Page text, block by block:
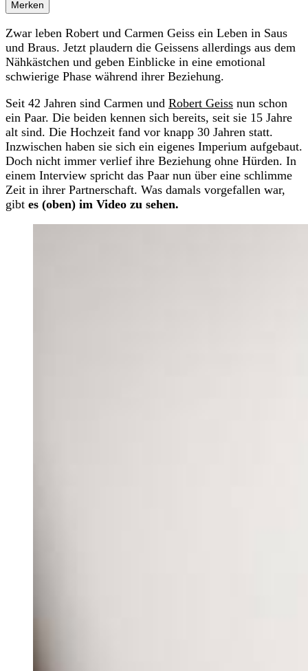
Merken
Zwar leben Robert und Carmen Geiss ein Leben in Saus
und Braus. Jetzt plaudern die Geissens allerdings aus dem
Nähkästchen und geben Einblicke in eine emotional
schwierige Phase während ihrer Beziehung.
Seit 42 Jahren sind Carmen und Robert Geiss nun schon
ein Paar. Die beiden kennen sich bereits, seit sie 15 Jahre
alt sind. Die Hochzeit fand vor knapp 30 Jahren statt.
Inzwischen haben sie sich ein eigenes Imperium aufgebaut.
Doch nicht immer verlief ihre Beziehung ohne Hürden. In
einem Interview spricht das Paar nun über eine schlimme
Zeit in ihrer Partnerschaft. Was damals vorgefallen war,
gibt es (oben) im Video zu sehen.